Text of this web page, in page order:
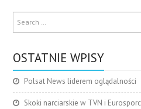
OSTATNIE WPISY
Polsat News liderem oglądalności
Skoki narciarskie w TVN i